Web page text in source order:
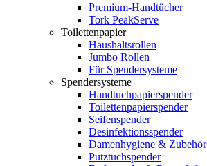
Premium-Handtücher
Tork PeakServe
Toilettenpapier
Haushaltsrollen
Jumbo Rollen
Für Spendersysteme
Spendersysteme
Handtuchpapierspender
Toilettenpapierspender
Seifenspender
Desinfektionsspender
Damenhygiene & Zubehör
Putztuchspender